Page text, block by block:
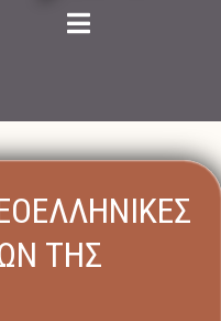
ΤΗΣ